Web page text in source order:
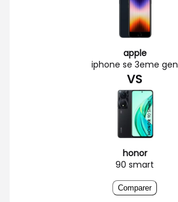
apple
iphone se 3eme gen
VS
honor
90 smart
Comparer